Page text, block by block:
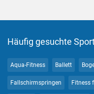
Häufig gesuchte
Aqua-Fitness Ballett
Fallschirmspringen Fitness